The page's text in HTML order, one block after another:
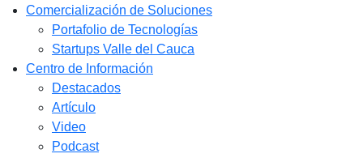
Comercialización de Soluciones
Portafolio de Tecnologías
Startups Valle del Cauca
Centro de Información
Destacados
Artículo
Video
Podcast